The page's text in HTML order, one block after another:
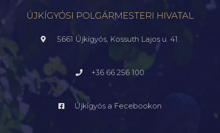
ÚJKÍGYÓSI POLGÁRMESTERI HIVATAL
5661 Újkígyós, Kossuth Lajos u. 41.
+36 66 256 100
Újkígyós a Fecebookon